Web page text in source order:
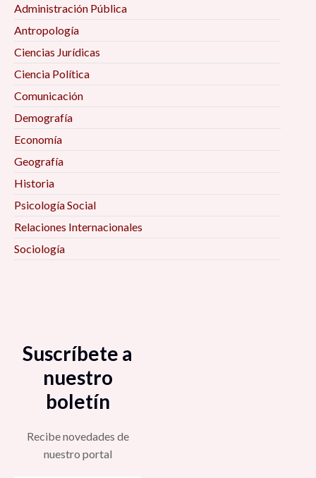
Administración Pública
Antropología
Ciencias Jurídicas
Ciencia Política
Comunicación
Demografía
Economía
Geografía
Historia
Psicología Social
Relaciones Internacionales
Sociología
Suscríbete a
nuestro
boletín
Recibe novedades de
nuestro portal